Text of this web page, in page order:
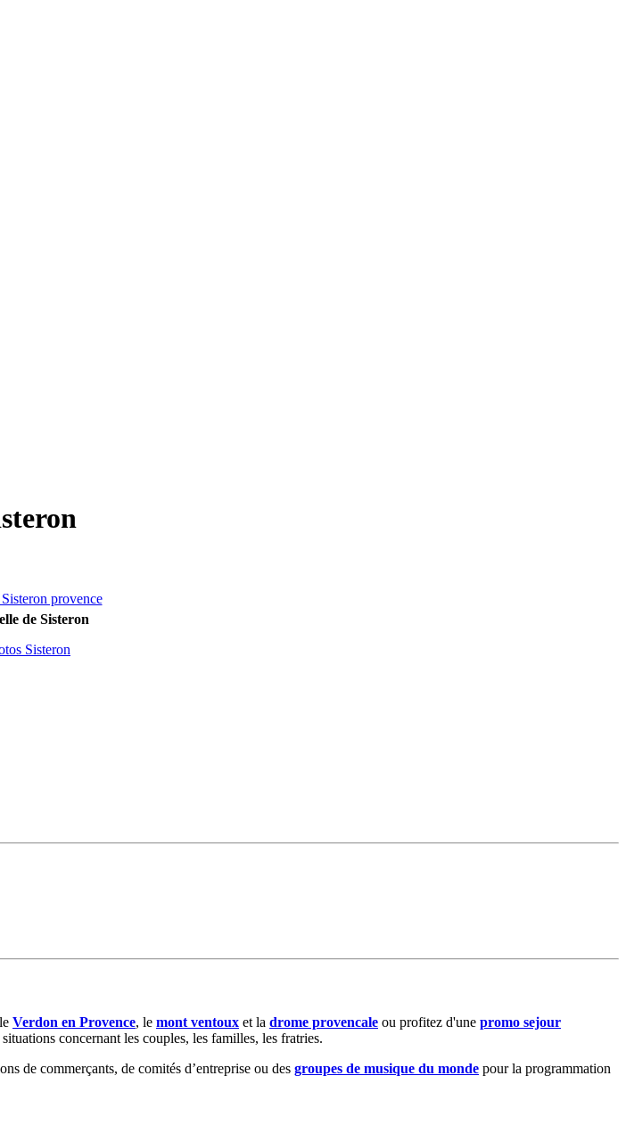
de Sisteron
Sisteron
Verdon en Provence, le mont ventoux et la drome provencale ou profitez d'une promo sejour
concernant les couples, les familles, les fratries.
de commerçants, de comités d’entreprise ou des groupes de musique du monde pour la programmation